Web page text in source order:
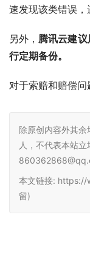
速发现该类错误，
另外， 腾讯云建
行定期备份。
对于索赔和赔偿问
除原创内容外其余
人，不代表本站
本文链接: https://
留)